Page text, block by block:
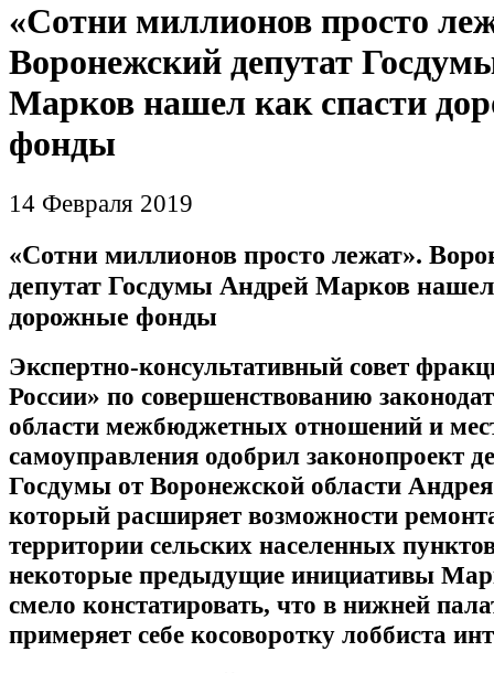
«Сотни миллионов просто
Воронежский депутат
Марков нашел как спасти
фонды
14 Февраля 2019
«Сотни миллионов просто лежат».
депутат Госдумы Андрей Марков
дорожные фонды
Экспертно-консультативный совет
России» по совершенствованию
области межбюджетных отношений и
самоуправления одобрил законопроект
Госдумы от Воронежской области
который расширяет возможности
территории сельских населенных
некоторые предыдущие инициативы
смело констатировать, что в нижней
примеряет себе косоворотку лоббиста